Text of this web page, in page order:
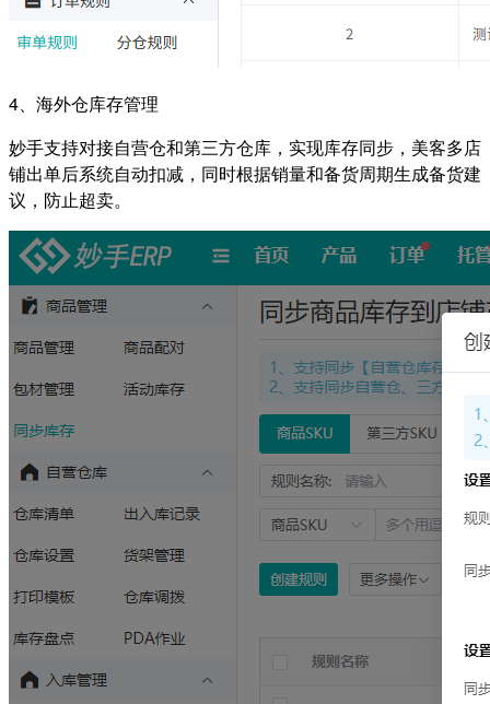
4、海外仓库存管理
妙手支持对接自营仓和第三方仓库，实现库存同步，美客多店
铺出单后系统自动扣减，同时根据销量和备货周期生成备货建
议，防止超卖。